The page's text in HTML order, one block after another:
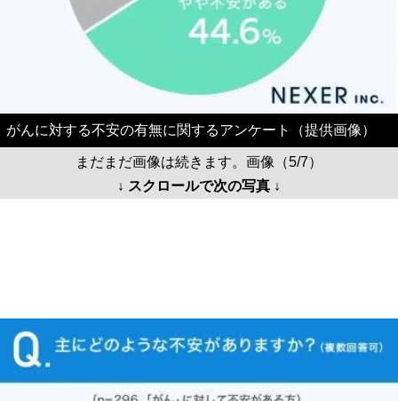
がんに対する不安の有無に関するアンケート（提供画像）
まだまだ画像は続きます。画像（5/7）
↓ スクロールで次の写真 ↓